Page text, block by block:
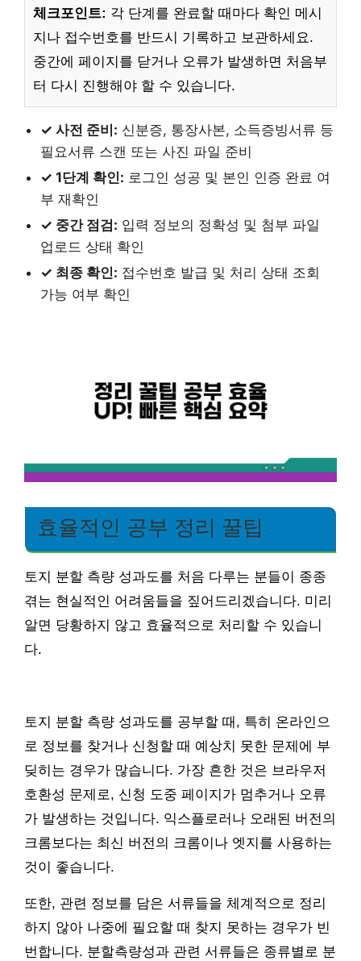
체크포인트: 각 단계를 완료할 때마다 확인 메시
지나 접수번호를 반드시 기록하고 보관하세요.
중간에 페이지를 닫거나 오류가 발생하면 처음부
터 다시 진행해야 할 수 있습니다.
✓ 사전 준비: 신분증, 통장사본, 소득증빙서류 등
필요서류 스캔 또는 사진 파일 준비
✓ 1단계 확인: 로그인 성공 및 본인 인증 완료 여
부 재확인
✓ 중간 점검: 입력 정보의 정확성 및 첨부 파일
업로드 상태 확인
✓ 최종 확인: 접수번호 발급 및 처리 상태 조회
가능 여부 확인
효율적인 공부 정리 꿀팁
토지 분할 측량 성과도를 처음 다루는 분들이 종종
겪는 현실적인 어려움들을 짚어드리겠습니다. 미리
알면 당황하지 않고 효율적으로 처리할 수 있습니
다.
토지 분할 측량 성과도를 공부할 때, 특히 온라인으
로 정보를 찾거나 신청할 때 예상치 못한 문제에 부
딪히는 경우가 많습니다. 가장 흔한 것은 브라우저
호환성 문제로, 신청 도중 페이지가 멈추거나 오류
가 발생하는 것입니다. 익스플로러나 오래된 버전의
크롬보다는 최신 버전의 크롬이나 엣지를 사용하는
것이 좋습니다.
또한, 관련 정보를 담은 서류들을 체계적으로 정리
하지 않아 나중에 필요할 때 찾지 못하는 경우가 빈
번합니다. 분할측량성과 관련 서류들은 종류별로 분